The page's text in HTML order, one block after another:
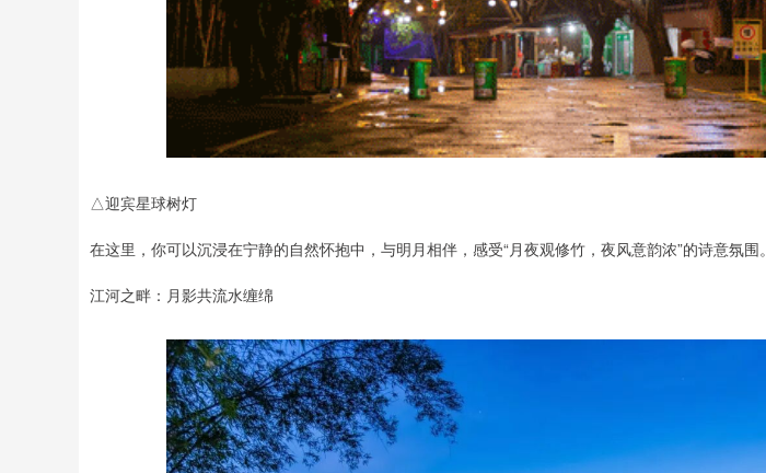
△迎宾星球树灯
在这里，你可以沉浸在宁静的自然怀抱中，与明月相伴，感受“月夜观修竹，夜风意韵浓”的诗意氛围。
江河之畔：月影共流水缠绵